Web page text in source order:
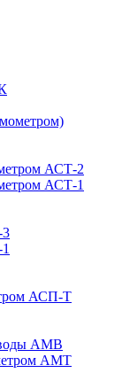
АСТ-2
АСТ-1
3
АСП-Т
воды АМВ
АМТ